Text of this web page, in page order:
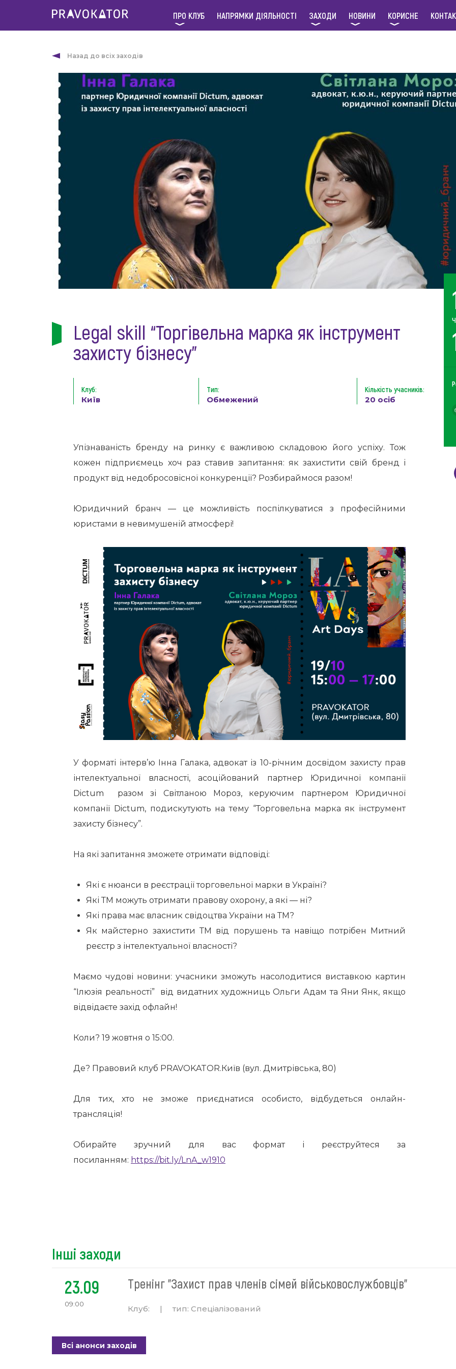
ПРО КЛУБ НАПРЯМКИ ДІЯЛЬНОСТІ ЗАХОДИ НОВИНИ КОРИСНЕ
Назад до всіх заходів
Legal skill “Торгівельна марка як інструмент
захисту бізнесу”
Клуб:
Київ
Тип:
Обмежений
Кількість учасників:
20 осіб
Упізнаваність бренду на ринку є важливою складовою його успіху. Тож
кожен підприємець хоч раз ставив запитання: як захистити свій бренд і
продукт від недобросовісної конкуренції? Розбираймося разом!
Юридичний бранч — це можливість поспілкуватися з професійними
юристами в невимушеній атмосфері!
У форматі інтерв’ю Інна Галака, адвокат із 10-річним досвідом захисту прав
інтелектуальної власності, асоційований партнер Юридичної компанії
Dictum разом зі Світланою Мороз, керуючим партнером Юридичної
компанії Dictum, подискутують на тему “Торговельна марка як інструмент
захисту бізнесу”.
На які запитання зможете отримати відповіді:
Які є нюанси в реєстрації торговельної марки в Україні?
Які ТМ можуть отримати правову охорону, а які — ні?
Які права має власник свідоцтва України на ТМ?
Як майстерно захистити ТМ від порушень та навіщо потрібен Митний
реєстр з інтелектуальної власності?
Маємо чудові новини: учасники зможуть насолодитися виставкою картин
“Ілюзія реальності” від видатних художниць Ольги Адам та Яни Янк, якщо
відвідаєте захід офлайн!
Коли? 19 жовтня о 15:00.
Де? Правовий клуб PRAVOKATOR.Київ (вул. Дмитрівська, 80)
Для тих, хто не зможе приєднатися особисто, відбудеться онлайн-
трансляція!
Обирайте зручний для вас формат і реєструйтеся за
посиланням: https://bit.ly/LnA_w1910
Інші заходи
23.09
09:00
Тренінг "Захист прав членів сімей військовослужбовців"
Клуб: | тип: Спеціалізований
Всі анонси заходів